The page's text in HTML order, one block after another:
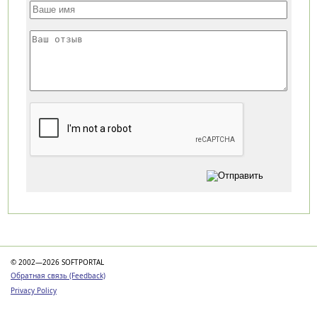
© 2002—2026 SOFTPORTAL
Обратная связь (Feedback)
Privacy Policy